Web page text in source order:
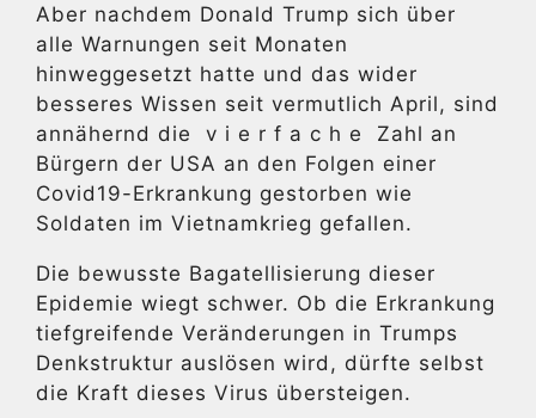
Aber nachdem Donald Trump sich über
alle Warnungen seit Monaten
hinweggesetzt hatte und das wider
besseres Wissen seit vermutlich April, sind
annähernd die v i e r f a c h e Zahl an
Bürgern der USA an den Folgen einer
Covid19-Erkrankung gestorben wie
Soldaten im Vietnamkrieg gefallen.
Die bewusste Bagatellisierung dieser
Epidemie wiegt schwer. Ob die Erkrankung
tiefgreifende Veränderungen in Trumps
Denkstruktur auslösen wird, dürfte selbst
die Kraft dieses Virus übersteigen.